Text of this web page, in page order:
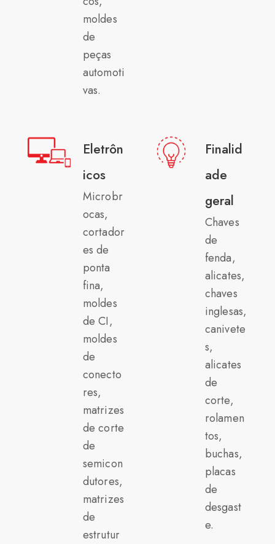
moldes
de
peças
automoti
vas.
Eletrôn
icos
Microbr
ocas,
cortador
es de
ponta
fina,
moldes
de CI,
moldes
de
conecto
res,
matrizes
de corte
de
semicon
dutores,
matrizes
de
estrutur
Finalid
ade
geral
Chaves
de
fenda,
alicates,
chaves
inglesas,
canivete
s,
alicates
de
corte,
rolamen
tos,
buchas,
placas
de
desgast
e.